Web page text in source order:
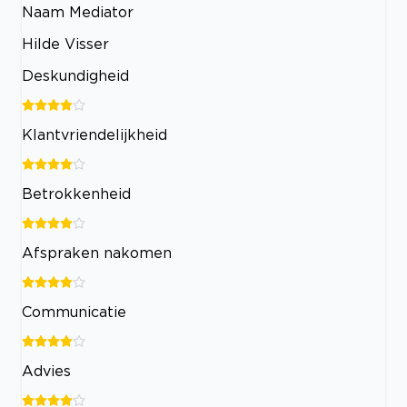
Naam Mediator
Hilde Visser
Deskundigheid
Klantvriendelijkheid
Betrokkenheid
Afspraken nakomen
Communicatie
Advies